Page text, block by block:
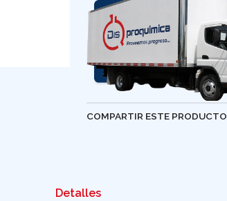
COMPARTIR ESTE PRODUCTO
Detalles